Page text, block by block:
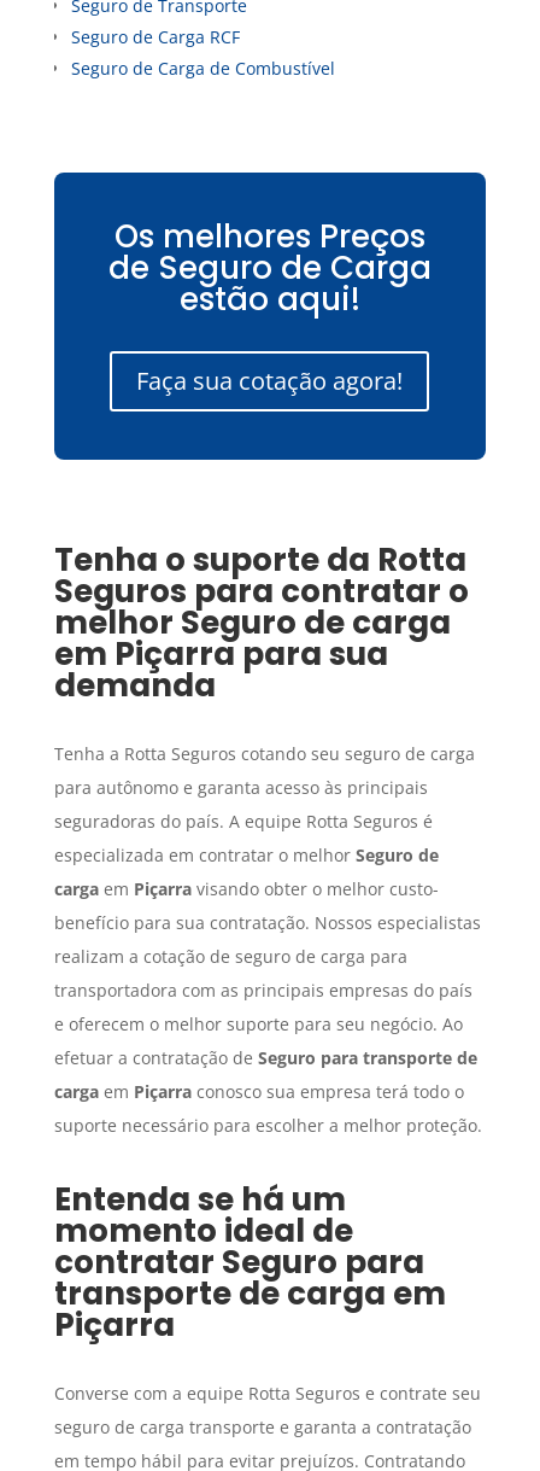
Seguro de Transporte
Seguro de Carga RCF
Seguro de Carga de Combustível
Os melhores Preços
de Seguro de Carga
estão aqui!
Faça sua cotação agora!
Tenha o suporte da Rotta
Seguros para contratar o
melhor Seguro de carga
em Piçarrapara sua
demanda
Tenha a Rotta Seguros cotando seu seguro de carga
para autônomo e garanta acesso às principais
seguradoras do país. A equipe Rotta Seguros é
especializada em contratar o melhor Seguro de
cargaem Piçarravisando obter o melhor custo-
benefício para sua contratação. Nossos especialistas
realizam a cotação de seguro de carga para
transportadora com as principais empresas do país
e oferecem o melhor suporte para seu negócio. Ao
efetuar a contratação de Seguro para transporte de
cargaem Piçarraconosco sua empresa terá todo o
suporte necessário para escolher a melhor proteção.
Entenda se há um
momento ideal de
contratar Seguro para
transporte de carga em
Piçarra
Converse com a equipe Rotta Seguros e contrate seu
seguro de carga transporte e garanta a contratação
em tempo hábil para evitar prejuízos. Contratando